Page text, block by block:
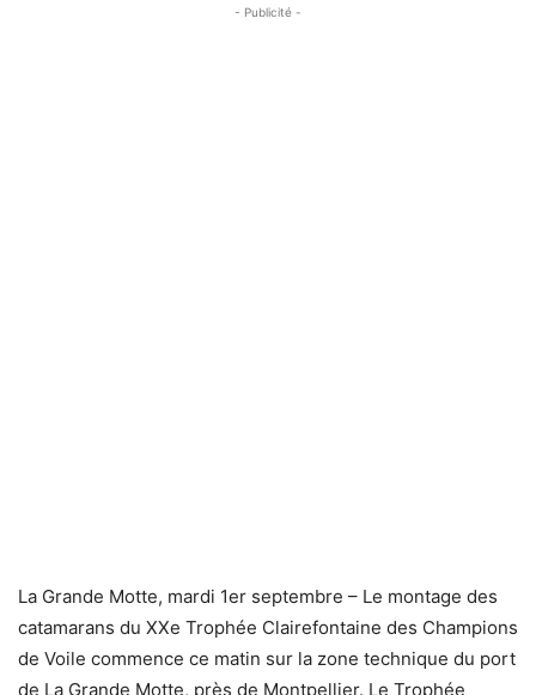
- Publicité -
La Grande Motte, mardi 1er septembre – Le montage des
catamarans du XXe Trophée Clairefontaine des Champions
de Voile commence ce matin sur la zone technique du port
de La Grande Motte, près de Montpellier. Le Trophée